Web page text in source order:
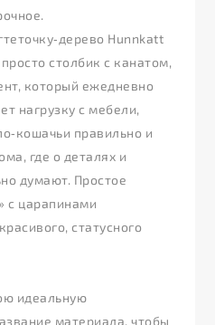
Hunnkatt
столбик с канатом,
который ежедневно
нагрузку с мебели,
правильно и
где о деталях и
думают. Простое
с царапинами
статусного
идеальную
материала, чтобы